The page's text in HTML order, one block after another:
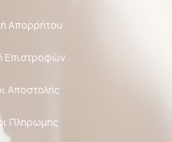
Aπορρήτου
Επιστροφών
Αποστολής
Πληρωμής